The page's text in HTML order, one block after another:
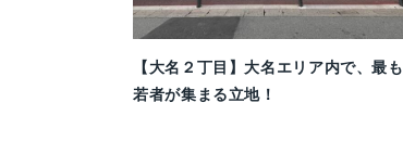
【大名２丁目】大名エリア内で、最も
若者が集まる立地！